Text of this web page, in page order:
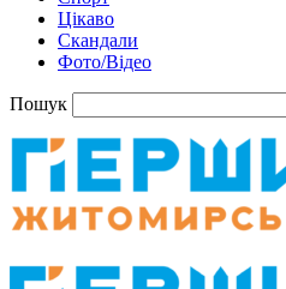
Цікаво
Скандали
Фото/Відео
Пошук